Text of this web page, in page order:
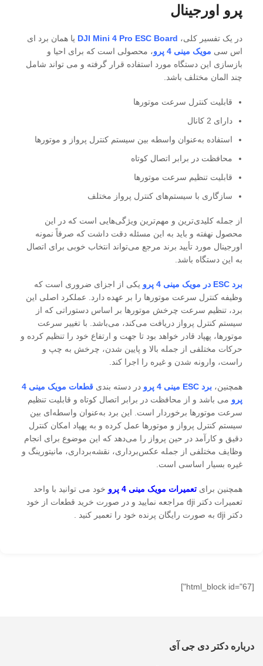
پرو اورجینال
در یک تفسیر کلی، DJI Mini 4 Pro ESC Board یا همان برد ای
اس سی مویک مینی 4 پرو
، محصولی است که برای احیا و
بازسازی این دستگاه مورد استفاده قرار گرفته و می تواند شامل
چند المان مختلف باشد.
قابلیت کنترل سرعت موتورها
دارای 2 کانال
استفاده به‌عنوان واسطه بین سیستم کنترل پرواز و موتورها
محافظت در برابر اتصال کوتاه
قابلیت تنظیم سرعت موتورها
سازگاری با سیستم‌های کنترل پرواز مختلف
از جمله کلیدی‌ترین و مهم‌ترین ویژگی‌هایی است که در این
محصول نهفته و باید به این مسئله دقت داشت که صرفاً نمونه
اورجینال مورد تأیید برند مرجع می‌تواند انتخاب خوبی برای اتصال
به این دستگاه باشد.
برد ESC در مویک مینی 4 پرو
یکی از اجزای ضروری است که
وظیفه کنترل سرعت موتورها را بر عهده دارد. عملکرد اصلی این
برد، تنظیم سرعت چرخش موتورها بر اساس دستوراتی که از
سیستم کنترل پرواز دریافت می‌کند، می‌باشد. با تغییر سرعت
موتورها، پهپاد قادر خواهد بود تا جهت و ارتفاع خود را تنظیم کرده و
حرکات مختلفی از جمله بالا و پایین شدن، چرخش به چپ و
راست، وارونه شدن و غیره را اجرا کند.
همچنین،برد ESC مینی 4 پرو در دسته بندی
قطعات مویک مینی 4
پرو می باشد و از محافظت در برابر اتصال کوتاه و قابلیت تنظیم
سرعت موتورها برخوردار است. این برد به‌عنوان واسطه‌ای بین
سیستم کنترل پرواز و موتورها عمل کرده و به پهپاد امکان کنترل
دقیق و کارآمد در حین پرواز را می‌دهد که این موضوع برای انجام
وظایف مختلفی از جمله عکس‌برداری، نقشه‌برداری، مانیتورینگ و
غیره بسیار اساسی است.
همچنین برایتعمیرات مویک مینی 4 پرو
خود می توانید با واحد
تعمیرات دکتر dji مراجعه نمایید و در صورت خرید قطعات از خود
دکتر dji به صورت رایگان پرنده خود را تعمیر کنید .
[html_block id="67"]
درباره دکتر دی جی آی